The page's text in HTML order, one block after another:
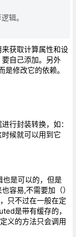
辑。
获取计算属性和设
自己添加。另外
修改它的依赖。
行封装转换，如：
候就可以用到它
是可以的，但是
容易,不需要加（）
只不过在一般在定
是带有缓存的，
义的方法只会调用